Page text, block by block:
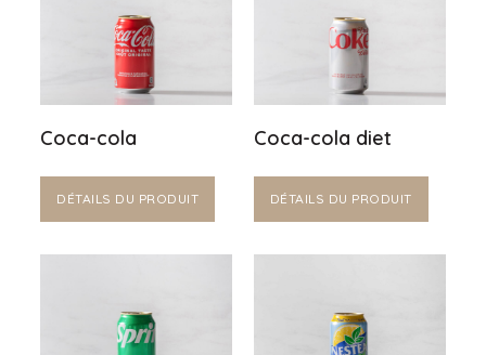
Coca-cola
DÉTAILS DU PRODUIT
Coca-cola diet
DÉTAILS DU PRODUIT